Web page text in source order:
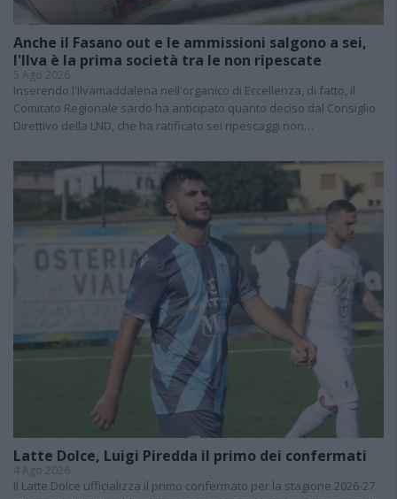
Anche il Fasano out e le ammissioni salgono a sei,
l'Ilva è la prima società tra le non ripescate
5 Ago 2026
Inserendo l'Ilvamaddalena nell'organico di Eccellenza, di fatto, il
Comitato Regionale sardo ha anticipato quanto deciso dal Consiglio
Direttivo della LND, che ha ratificato sei ripescaggi non…
Latte Dolce, Luigi Piredda il primo dei confermati
4 Ago 2026
Il Latte Dolce ufficializza il primo confermato per la stagione 2026-27.